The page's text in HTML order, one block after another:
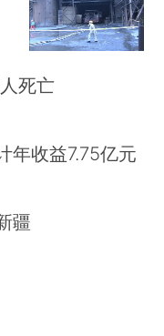
死亡
年收益7.75亿元
疆